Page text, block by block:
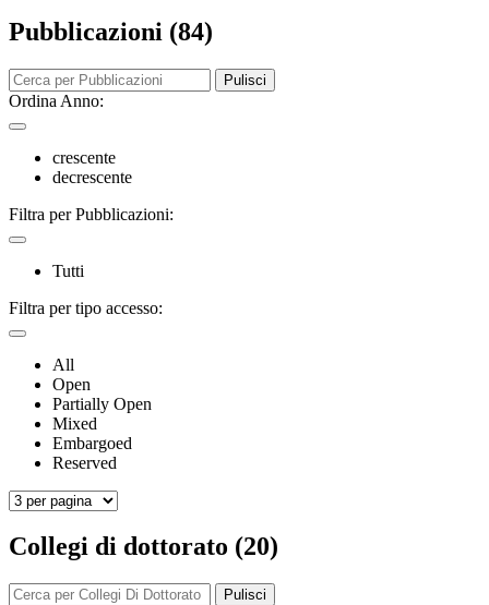
Pubblicazioni (84)
Pulisci
Ordina Anno:
crescente
decrescente
Filtra per Pubblicazioni:
Tutti
Filtra per tipo accesso:
All
Open
Partially Open
Mixed
Embargoed
Reserved
Collegi di dottorato (20)
Pulisci